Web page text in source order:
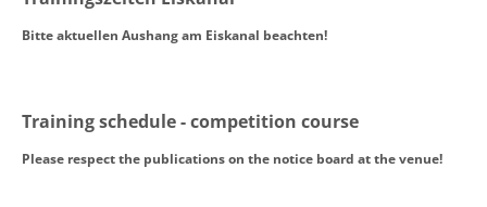
Bitte aktuellen Aushang am Eiskanal beachten!
Training schedule - competition course
Please respect the publications on the notice board at the venue!